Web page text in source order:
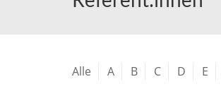
Alle A B C D E